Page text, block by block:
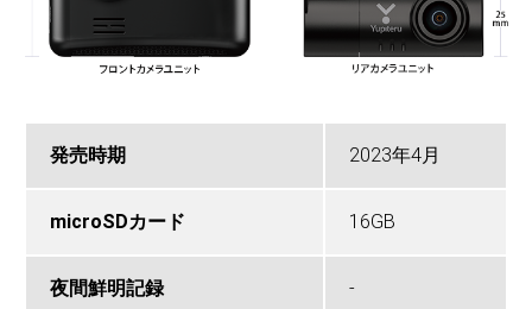
発売時期 2023年4月
microSDカード 16GB
夜間鮮明記録 -